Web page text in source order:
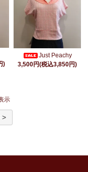
)
Just Peachy
3,500円(税込3,850円)
示
>